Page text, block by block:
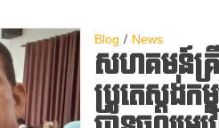
Blog News
សហគមន៍គ្
ប្រូតេស្តង់កម្